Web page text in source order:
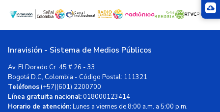
Inravisión - Sistema de Medios Públicos
Av. El Dorado Cr. 45 # 26 - 33
Bogotá D.C, Colombia - Código Postal: 111321
Teléfonos(+57)(601) 2200700
Línea gratuita nacional:018000123414
Horario de atención:Lunes a viernes de 8:00 a.m. a 5:00 p.m.